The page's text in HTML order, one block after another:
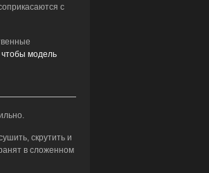
с
чтобы модель
скрутить и
в сложенном